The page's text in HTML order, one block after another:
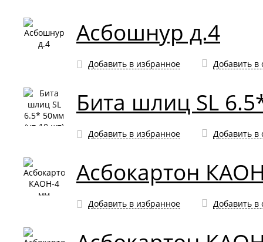
Асбошнур д.4
Добавить в избранное Добавить в
Бита шлиц SL
Добавить в избранное Добавить в
Асбокартон
Добавить в избранное Добавить в